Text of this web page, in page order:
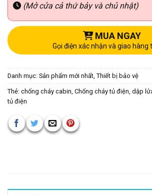
(Mở cửa cả thứ bảy và chủ nhật)
MUA NGAY
Gọi điện xác nhận và giao hàng
Danh mục: Sản phẩm mới nhất Thiết bị bảo vệ
Thẻ: chống cháy cabin Chống cháy tủ điện dập
tủ điện